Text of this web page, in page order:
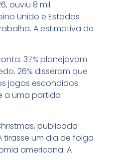
ouviu 8 mil
Unido e Estados
A estimativa de
37% planejavam
26% disseram que
jogos escondidos
a uma partida
publicada
tirasse um dia de folga
americana. A